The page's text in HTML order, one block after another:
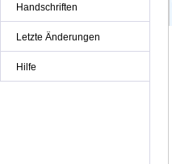
Handschriften
Letzte Änderungen
Hilfe